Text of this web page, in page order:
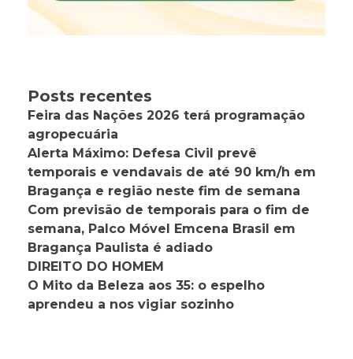
Posts recentes
Feira das Nações 2026 terá programação
agropecuária
Alerta Máximo: Defesa Civil prevê
temporais e vendavais de até 90 km/h em
Bragança e região neste fim de semana
Com previsão de temporais para o fim de
semana, Palco Móvel Emcena Brasil em
Bragança Paulista é adiado
DIREITO DO HOMEM
O Mito da Beleza aos 35: o espelho
aprendeu a nos vigiar sozinho